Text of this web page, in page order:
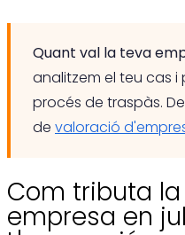
Quant val la teva
analitzem el teu cas i
procés de traspàs.
de valoració
Com tributa
empresa en